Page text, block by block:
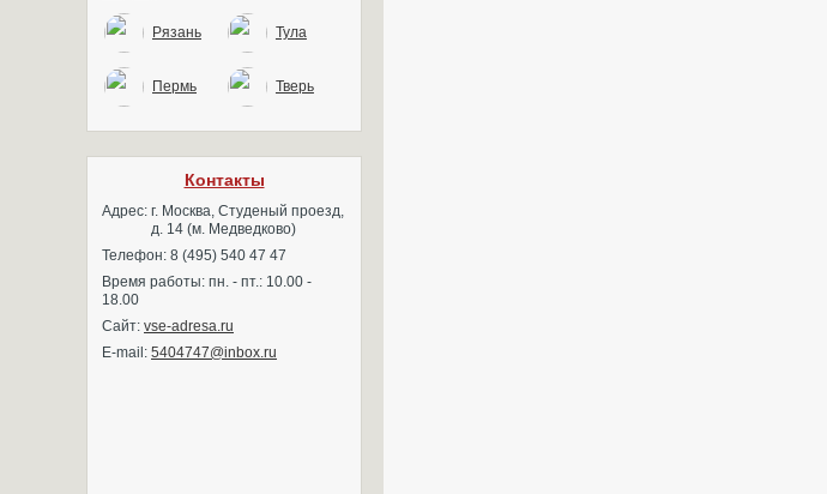
Рязань Тула
Пермь Тверь
Контакты
Адрес: г. Москва, Студеный проезд,
д. 14 (м. Медведково)
Телефон: 8 (495) 540 47 47
Время работы: пн. - пт.: 10.00 -
18.00
Сайт: vse-adresa.ru
E-mail: 5404747@inbox.ru